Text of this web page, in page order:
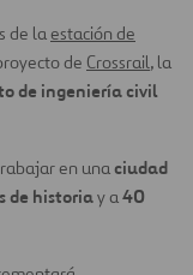
de la estación de
de Crossrail, la
de ingeniería civil
en una ciudad
de historiay a 40